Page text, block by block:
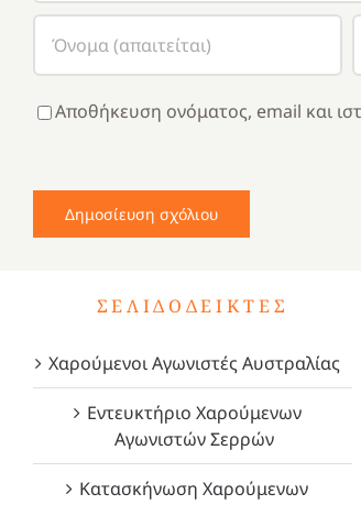
Αποθήκευση ονόματος, email και
ΣΕΛΙΔΟΔΕΊΚΤΕΣ
Χαρούμενοι Αγωνιστές Αυστραλίας
Εντευκτήριο Χαρούμενων
Αγωνιστών Σερρών
Κατασκήνωση Χαρούμενων